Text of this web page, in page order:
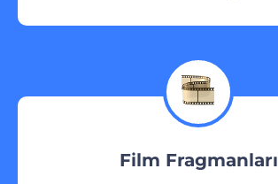
Film Fragmanları